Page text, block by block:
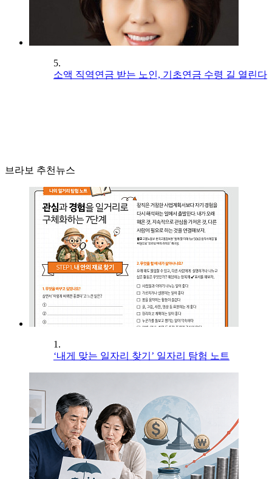
5.
소액 직역연금 받는 노인, 기초연금 수령 길 열린다
브라보 추천뉴스
1.
‘내게 맞는 일자리 찾기’ 일자리 탐험 노트